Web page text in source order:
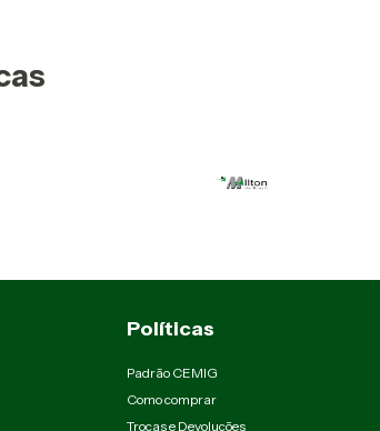
Políticas
Padrão CEMIG
Como comprar
Trocas e Devoluções